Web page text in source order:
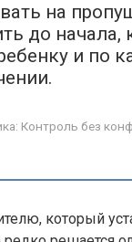
на
до начала,
и по
Контроль без
который